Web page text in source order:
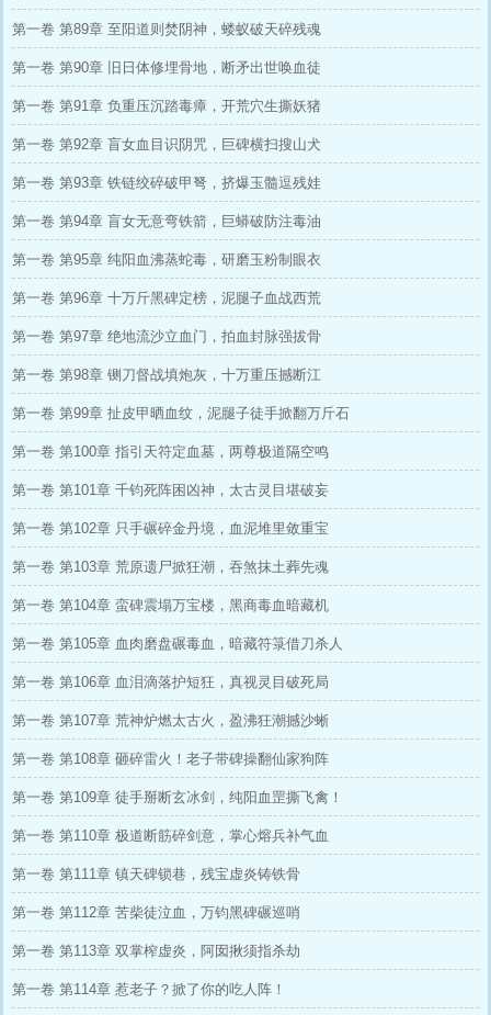
第一卷 第89章 至阳道则焚阴神，蝼蚁破天碎残魂
第一卷 第90章 旧日体修埋骨地，断矛出世唤血徒
第一卷 第91章 负重压沉踏毒瘴，开荒穴生撕妖猪
第一卷 第92章 盲女血目识阴咒，巨碑横扫搜山犬
第一卷 第93章 铁链绞碎破甲弩，挤爆玉髓逗残娃
第一卷 第94章 盲女无意弯铁箭，巨蟒破防注毒油
第一卷 第95章 纯阳血沸蒸蛇毒，研磨玉粉制眼衣
第一卷 第96章 十万斤黑碑定榜，泥腿子血战西荒
第一卷 第97章 绝地流沙立血门，拍血封脉强拔骨
第一卷 第98章 铡刀督战填炮灰，十万重压撼断江
第一卷 第99章 扯皮甲晒血纹，泥腿子徒手掀翻万斤石
第一卷 第100章 指引天符定血墓，两尊极道隔空鸣
第一卷 第101章 千钧死阵困凶神，太古灵目堪破妄
第一卷 第102章 只手碾碎金丹境，血泥堆里敛重宝
第一卷 第103章 荒原遗尸掀狂潮，吞煞抹土葬先魂
第一卷 第104章 蛮碑震塌万宝楼，黑商毒血暗藏机
第一卷 第105章 血肉磨盘碾毒血，暗藏符箓借刀杀人
第一卷 第106章 血泪滴落护短狂，真视灵目破死局
第一卷 第107章 荒神炉燃太古火，盈沸狂潮撼沙蜥
第一卷 第108章 砸碎雷火！老子带碑操翻仙家狗阵
第一卷 第109章 徒手掰断玄冰剑，纯阳血罡撕飞禽！
第一卷 第110章 极道断筋碎剑意，掌心熔兵补气血
第一卷 第111章 镇天碑锁巷，残宝虚炎铸铁骨
第一卷 第112章 苦柴徒泣血，万钧黑碑碾巡哨
第一卷 第113章 双掌榨虚炎，阿囡揪须指杀劫
第一卷 第114章 惹老子？掀了你的吃人阵！